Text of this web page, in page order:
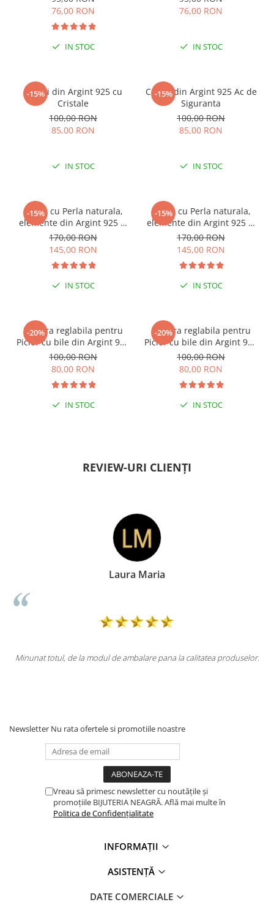
76,00 RON
IN STOC
76,00 RON
IN STOC
-15%
Cercei din Argint 925 cu
Cristale
100,00 RON
85,00 RON
IN STOC
-15%
Cercei din Argint 925 Ac de
Siguranta
100,00 RON
85,00 RON
IN STOC
-15%
Colier cu Perla naturala,
elemente din Argint 925 si
margele Miyuki, multicolor
170,00 RON
145,00 RON
IN STOC
-15%
Colier cu Perla naturala,
elemente din Argint 925 si
margele Miyuki, verde/kiwi
170,00 RON
145,00 RON
IN STOC
-20%
Bratara reglabila pentru
Picior cu bile din Argint 925
si margele Miyuki rosii
100,00 RON
80,00 RON
IN STOC
-20%
Bratara reglabila pentru
Picior cu bile din Argint 925
si margele Miyuki verzi
100,00 RON
80,00 RON
IN STOC
REVIEW-URI CLIENȚI
Laura Maria
Minunat totul, de la modul de ambalare pana la calitatea produselor.
Newsletter Nu rata ofertele si promotiile noastre
Vreau să primesc newsletter cu noutățile și
promoțiile BIJUTERIA NEAGRĂ. Află mai multe în
Politica de Confidențialitate
INFORMAȚII
ASISTENȚĂ
DATE COMERCIALE